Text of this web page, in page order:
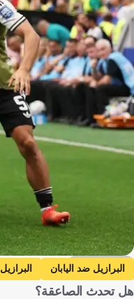
Getty Images
البرازيل ضد اليابان البرازيل
هل تحدث الصاعقة؟